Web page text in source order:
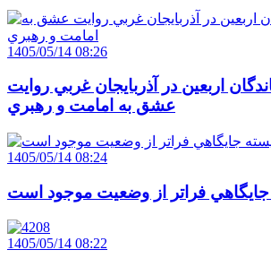
1405/05/14 08:26
اربعين در آذربايجان غربي روايت
عشق به امامت و رهبري
1405/05/14 08:24
جايگاهي فراتر از وضعيت موجود است
1405/05/14 08:22